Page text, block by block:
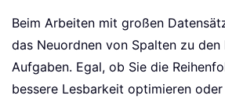
Beim Arbeiten mit großen
das Neuordnen von Spalten zu den
Aufgaben. Egal, ob Sie die
bessere Lesbarkeit optimieren